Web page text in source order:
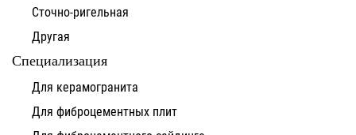
Сточно-ригельная
Другая
Специализация
Для керамогранита
Для фиброцементных плит